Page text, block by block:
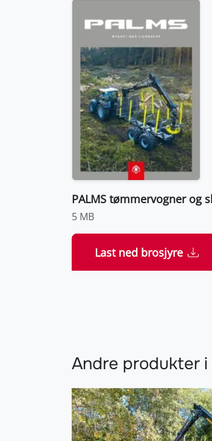
PALMS tømmervogner og
5 MB
Last ned brosjyre
Andre produkter